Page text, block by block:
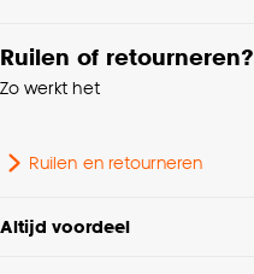
Ruilen of retourneren?
Zo werkt het
Ruilen en retourneren
Altijd voordeel